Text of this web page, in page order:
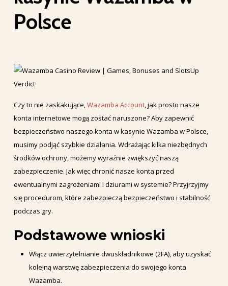
Polsce
Czy to nie zaskakujące,Wazamba Account, jak prosto nasze
konta internetowe mogą zostać naruszone? Aby zapewnić
bezpieczeństwo naszego konta w kasynie Wazamba w Polsce,
musimy podjąć szybkie działania. Wdrażając kilka niezbędnych
środków ochrony, możemy wyraźnie zwiększyć naszą
zabezpieczenie. Jak więc chronić nasze konta przed
ewentualnymi zagrożeniami i dziurami w systemie? Przyjrzyjmy
się procedurom, które zabezpieczą bezpieczeństwo i stabilność
podczas gry.
Podstawowe wnioski
Włącz uwierzytelnianie dwuskładnikowe (2FA), aby uzyskać
kolejną warstwę zabezpieczenia do swojego konta
Wazamba.